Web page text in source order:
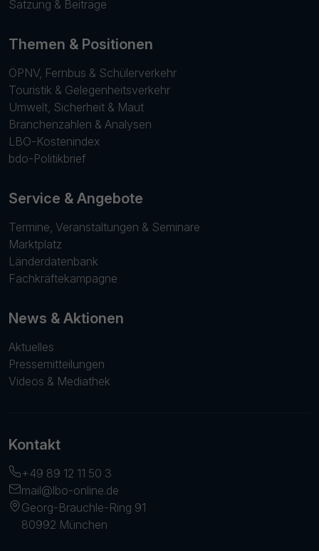
Satzung & Beiträge
Themen & Positionen
ÖPNV, Fernbus & Schülerverkehr
Touristik & Gelegenheitsverkehr
Umwelt, Sicherheit & Maut
Branchenzahlen & Analysen
LBO-Kostenindex
bdo-Politikbrief
Service & Angebote
Termine, Veranstaltungen & Seminare
Marktplatz
Länderdatenbank
Fachkräftekampagne
News & Aktionen
Aktuelles
Pressemitteilungen
Videos & Mediathek
Kontakt
+49 89 12 11 50 3
mail@lbo-online.de
Georg-Brauchle-Ring 91
80992 München